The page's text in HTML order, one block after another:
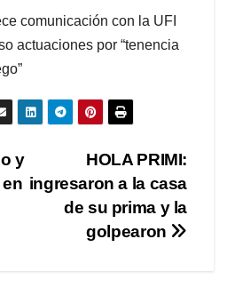
comunicación con la UFI
actuaciones por “tenencia
HOLA PRIMI:
ingresaron a la casa
de su prima y la
golpearon
y